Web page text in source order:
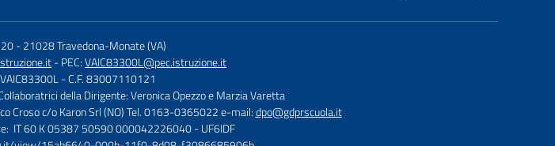
-21028 Travedona-Monate (VA)
- PEC:VAIC83300L@pec.istruzione.it
- C.F. 83007110121
della Dirigente: Veronica Opezzo e Marzia Varetta
Croso c/o Karon Srl (NO) Tel. 0163-0365022 e-mail:dpo@gdprscuola.it
IT 60 K 05387 50590 000042226040 - UF6IDF